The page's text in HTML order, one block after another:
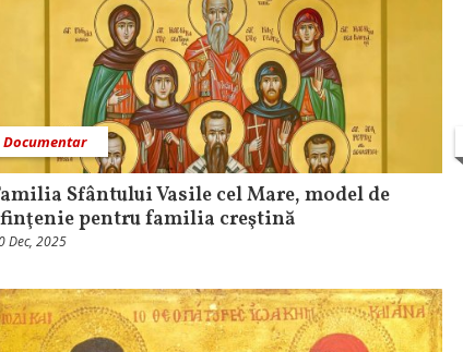
Documentar
Sfântului Vasile cel Mare, model de
pentru familia creştină
Dec, 2025